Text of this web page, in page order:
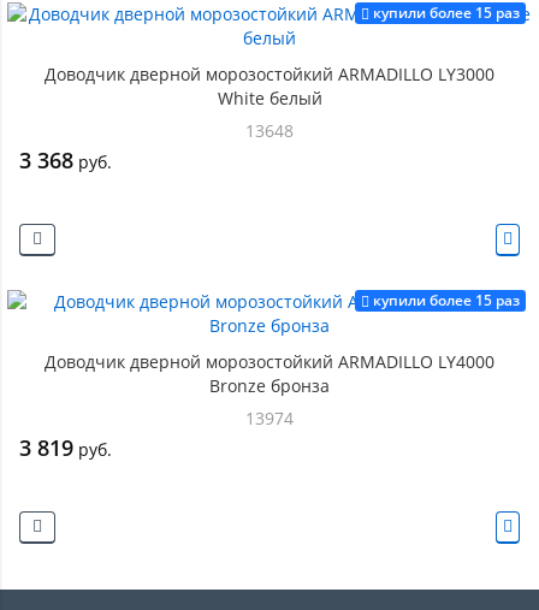
купили более 15 раз
Доводчик дверной морозостойкий ARMADILLO LY3000
White белый
13648
3 368 руб.
купили более 15 раз
Доводчик дверной морозостойкий ARMADILLO LY4000
Bronze бронза
13974
3 819 руб.